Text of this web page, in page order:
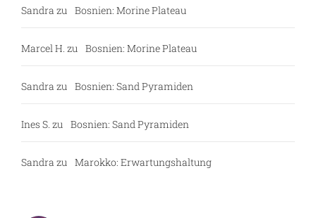
Sandra zu Bosnien: Morine Plateau
Marcel H. zu Bosnien: Morine Plateau
Sandra zu Bosnien: Sand Pyramiden
Ines S. zu Bosnien: Sand Pyramiden
Sandra zu Marokko: Erwartungshaltung